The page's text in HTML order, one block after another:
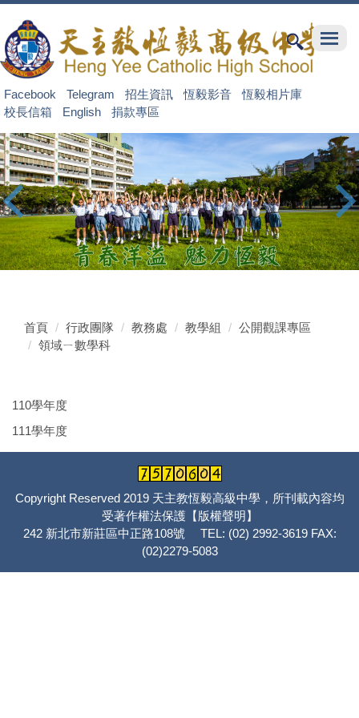
到
主
要
內
容
區
Facebook Telegram 招生資訊 恆毅影音
恆毅相片庫
校長信箱
English 捐款專區
首頁 行政團隊 教務處 教學組
公開觀課專區
領域ㄧ數學科
110學年度
111學年度
Copyright Reserved 2019 天主教恆毅高級中學，所刊載內容均
受著作權法保護【版權聲明】
242 新北市新莊區中正路108號 TEL: (02) 2992-3619 FAX:
(02)2279-5083